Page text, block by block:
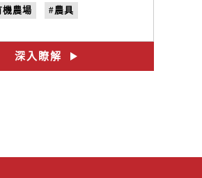
機農場 #農具
深入瞭解